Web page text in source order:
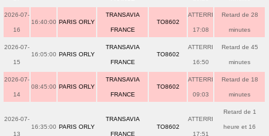
2026-07-
16
16:40:00 PARIS ORLY
TRANSAVIA
FRANCE
TO8602
ATTERRI
17:08
Retard de 28
minutes
2026-07-
15
16:05:00 PARIS ORLY
TRANSAVIA
FRANCE
TO8602
ATTERRI
16:50
Retard de 45
minutes
2026-07-
14
08:45:00 PARIS ORLY
TRANSAVIA
FRANCE
TO8602
ATTERRI
09:03
Retard de 18
minutes
2026-07-
13
16:35:00 PARIS ORLY
TRANSAVIA
FRANCE
TO8602
ATTERRI
17:51
Retard de 1
heure et 16